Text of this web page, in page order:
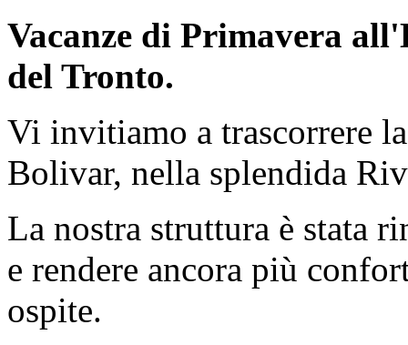
Vacanze di Primavera
del Tronto.
Vi invitiamo a trascorrere
Bolivar, nella splendida
La nostra struttura è stata
e rendere ancora più
ospite.